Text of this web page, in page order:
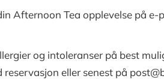
Afternoon Tea opplevelse på
og intoleranser på best
eller senest på